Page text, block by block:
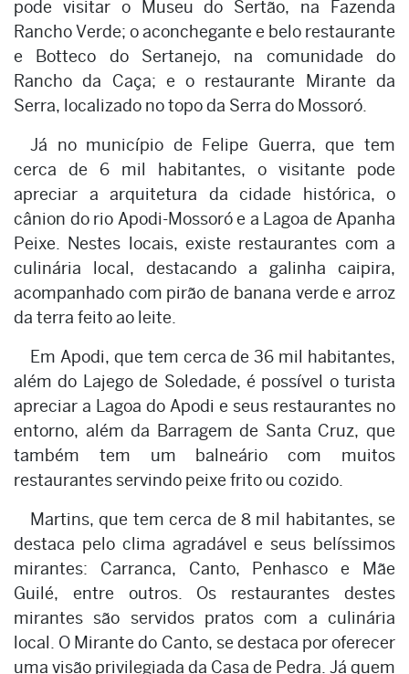
pode visitar o Museu do Sertão, na Fazenda
Rancho Verde; o aconchegante e belo restaurante
e Botteco do Sertanejo, na comunidade do
Rancho da Caça; e o restaurante Mirante da
Serra, localizado no topo da Serra do Mossoró.
Já no município de Felipe Guerra, que tem
cerca de 6 mil habitantes, o visitante pode
apreciar a arquitetura da cidade histórica, o
cânion do rio Apodi-Mossoró e a Lagoa de Apanha
Peixe. Nestes locais, existe restaurantes com a
culinária local, destacando a galinha caipira,
acompanhado com pirão de banana verde e arroz
da terra feito ao leite.
Em Apodi, que tem cerca de 36 mil habitantes,
além do Lajego de Soledade, é possível o turista
apreciar a Lagoa do Apodi e seus restaurantes no
entorno, além da Barragem de Santa Cruz, que
também tem um balneário com muitos
restaurantes servindo peixe frito ou cozido.
Martins, que tem cerca de 8 mil habitantes, se
destaca pelo clima agradável e seus belíssimos
mirantes: Carranca, Canto, Penhasco e Mãe
Guilé, entre outros. Os restaurantes destes
mirantes são servidos pratos com a culinária
local. O Mirante do Canto, se destaca por oferecer
uma visão privilegiada da Casa de Pedra. Já quem